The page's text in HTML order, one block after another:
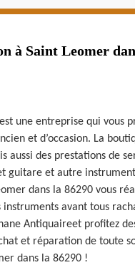
à Saint Leomer
une entreprise qui vous
et d’occasion. La
aussi des prestations de
guitare et autre
dans la 86290 vous
avant tous
Antiquaireet profitez
et réparation de toute
dans la 86290 !